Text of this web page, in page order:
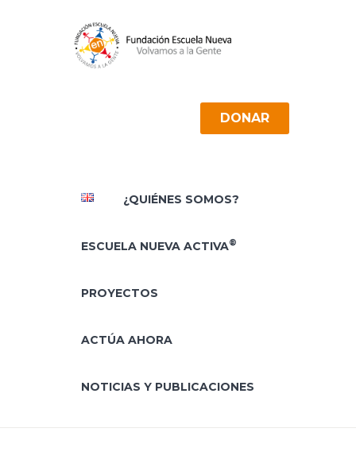
DONAR
¿QUIÉNES SOMOS?
ESCUELA NUEVA ACTIVA®
PROYECTOS
ACTÚA AHORA
NOTICIAS Y PUBLICACIONES